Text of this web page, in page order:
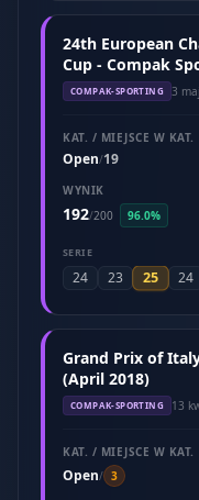
24th European
Cup - Compak
COMPAK-SPORTING 3
KAT. / MIEJSCE W KAT.
Open/19
WYNIK
192/200 96.0%
SERIE
24 23 25 24
Grand Prix of
(April 2018)
COMPAK-SPORTING 13
KAT. / MIEJSCE W KAT.
Open/ 3